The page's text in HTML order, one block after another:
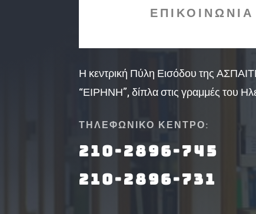
ΕΠΙΚΟΙΝΩΝΙΑ
Η κεντρική Πύλη Εισόδου της
“ΕΙΡΗΝΗ”, δίπλα στις γραμμές του
ΤΗΛΕΦΩΝΙΚΟ ΚΕΝΤΡΟ:
210-2896-745
210-2896-731